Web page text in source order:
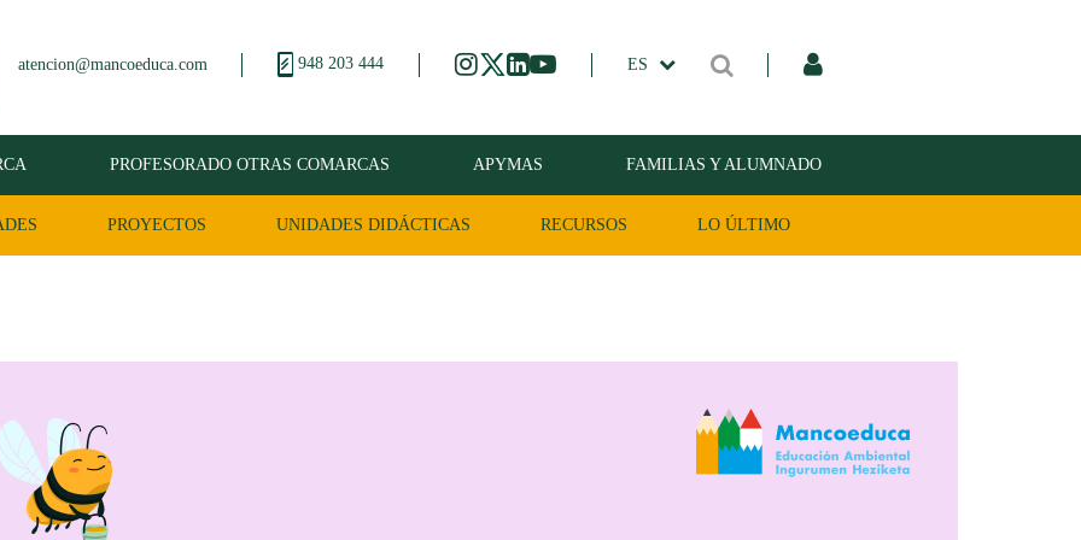
atencion@mancoeduca.com 948 203 444 ES
PROFESORADO OTRAS COMARCAS APYMAS FAMILIAS Y ALUMNADO
PROYECTOS UNIDADES DIDÁCTICAS RECURSOS LO ÚLTIMO